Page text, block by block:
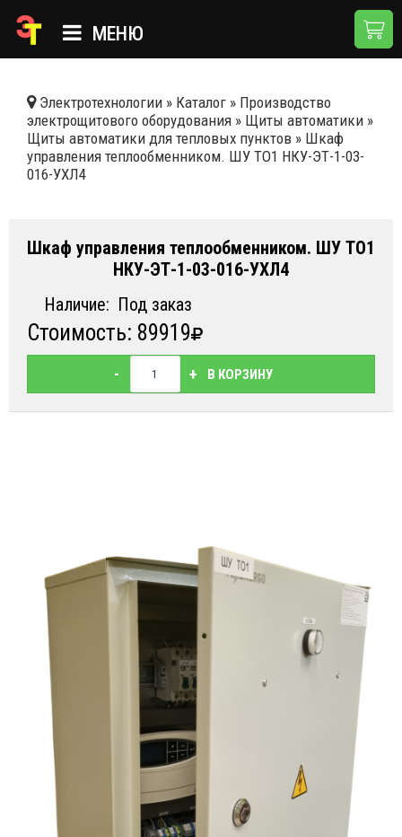
МЕНЮ
КАТАЛОГ
О КОМПАНИИ
НОВОСТИ
ДОСТАВКА И ОПЛАТА
КОНТАКТЫ
Электротехнологии » Каталог » Производство
электрощитового оборудования » Щиты автоматики »
Щиты автоматики для тепловых пунктов » Шкаф
управления теплообменником. ШУ ТО1 НКУ-ЭТ-1-03-
016-УХЛ4
Шкаф управления теплообменником. ШУ ТО1
НКУ-ЭТ-1-03-016-УХЛ4
Наличие: Под заказ
Стоимость: 89919
- + В КОРЗИНУ